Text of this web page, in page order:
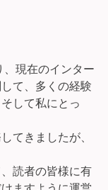
現在のインター
て、多くの経験
して私にとっ
てきましたが、
読者の皆様に有